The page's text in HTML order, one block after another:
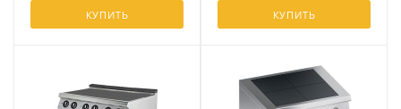
КУПИТЬ КУПИТЬ